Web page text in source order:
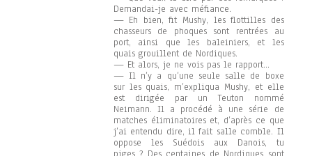
Demandai-je avec méfiance.
— Eh bien, fit Mushy, les flottilles des
chasseurs de phoques sont rentrées au
port, ainsi que les baleiniers, et les
quais grouillent de Nordiques.
— Et alors, je ne vois pas le rapport…
— Il n’y a qu’une seule salle de boxe
sur les quais, m’expliqua Mushy, et elle
est dirigée par un Teuton nommé
Neimann. Il a procédé à une série de
matches éliminatoires et, d’après ce que
j’ai entendu dire, il fait salle comble. Il
oppose les Suédois aux Danois, tu